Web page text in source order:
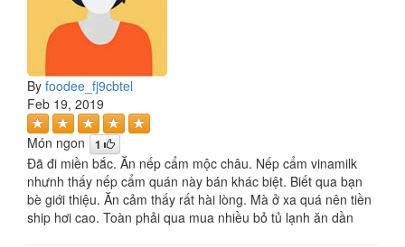
By foodee_fj9cbtel
Feb 19, 2019
Món ngon 1
Đã đi miền bắc. Ăn nếp cẩm mộc châu. Nếp cẩm vinamilk
nhưnh thấy nếp cẩm quán này bán khác biệt. Biết qua bạn
bè giới thiệu. Ăn cảm thấy rất hài lòng. Mà ở xa quá nên tiền
ship hơi cao. Toàn phải qua mua nhiều bỏ tủ lạnh ăn dần